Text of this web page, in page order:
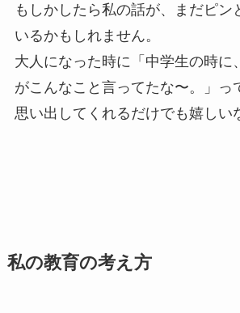
もしかしたら私の話が、まだピン
いるかもしれません。
大人になった時に「中学生の時に
がこんなこと言ってたな〜。」っ
思い出してくれるだけでも嬉しい
私の教育の考え方